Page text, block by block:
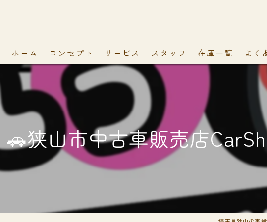
ホーム コンセプト サービス スタッフ 在庫一覧 よく
🚗狭山市中古車販売店